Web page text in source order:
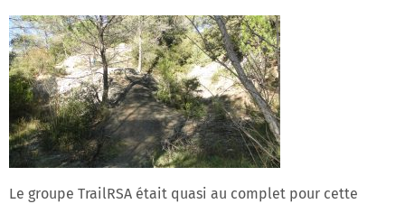
Le groupe TrailRSA était quasi au complet pour cette